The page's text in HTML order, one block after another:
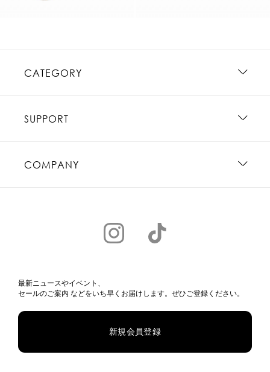
CATEGORY
SUPPORT
COMPANY
最新ニュースやイベント、
セールのご案内 などをいち早くお届けします。ぜひご登録ください。
新規会員登録